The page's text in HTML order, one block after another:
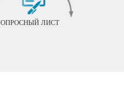
ОПРОСНЫЙ ЛИСТ